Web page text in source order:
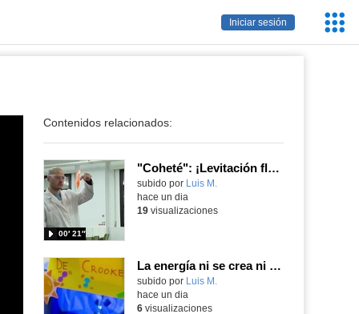
Iniciar sesión
Contenidos relacionados:
"Coheté": ¡Levitación flamígera!
Contenido educativo.
subido por Luis M.
00′ 21″
hace un dia
19visualizaciones
La energía ni se crea ni se destruye... ¡se experimenta! El Tierno en la Feria Madrid es Ciencia 2026
Contenido educativo.
subido por Luis M.
hace un dia
6visualizaciones